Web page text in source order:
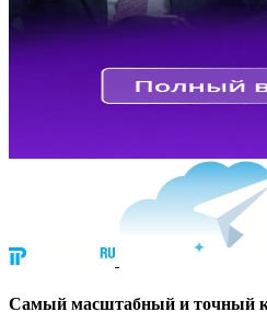
Cамый масштабный и точный